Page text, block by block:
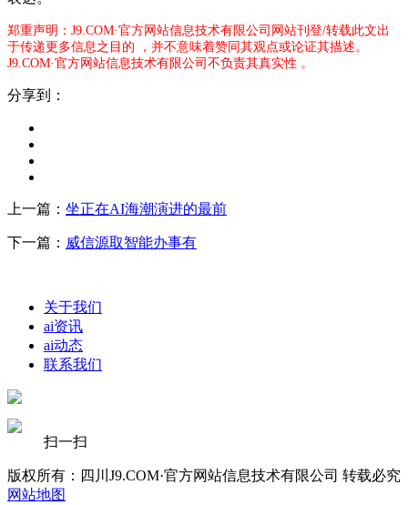
郑重声明：J9.COM·官方网站信息技术有限公司网站刊登/转载此文出
于传递更多信息之目的 ，并不意味着赞同其观点或论证其描述。
J9.COM·官方网站信息技术有限公司不负责其真实性 。
分享到：
上一篇： 坐正在AI海潮演进的最前
下一篇： 威信源取智能办事有
关于我们
ai资讯
ai动态
联系我们
扫一扫
版权所有：四川J9.COM·官方网站信息技术有限公司 转载必究
网站地图